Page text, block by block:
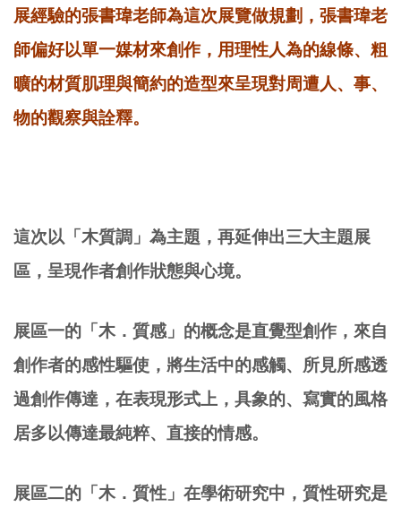
展經驗的張書瑋老師為這次展覽做規劃，張書瑋老
師偏好以單一媒材來創作，用理性人為的線條、粗
曠的材質肌理與簡約的造型來呈現對周遭人、事、
物的觀察與詮釋。
這次以「木質調」為主題，再延伸出三大主題展
區，呈現作者創作狀態與心境。
展區一的「木．質感」的概念是直覺型創作，來自
創作者的感性驅使，將生活中的感觸、所見所感透
過創作傳達，在表現形式上，具象的、寫實的風格
居多以傳達最純粹、直接的情感。
展區二的「木．質性」在學術研究中，質性研究是